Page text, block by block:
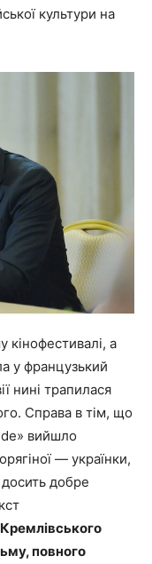
культури на
кінофестивалі, а
у французький
нині трапилася
Справа в тім, що
вийшло
— українки,
добре
повного